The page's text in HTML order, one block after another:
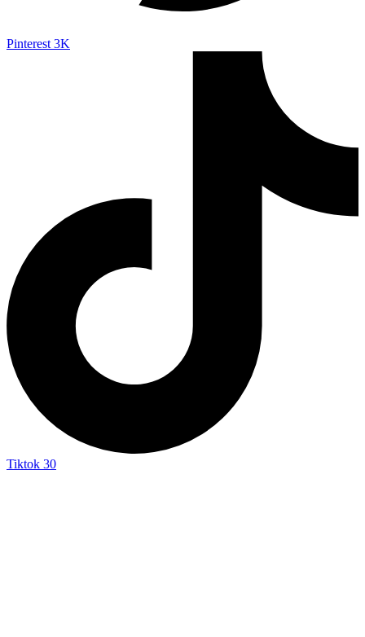
Pinterest 3K
Tiktok 30